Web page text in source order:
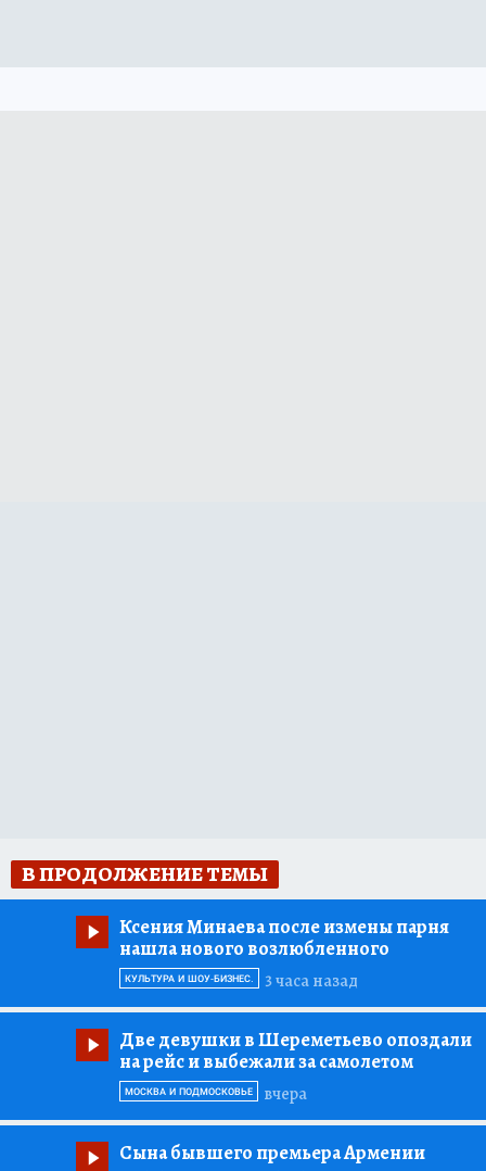
В ПРОДОЛЖЕНИЕ ТЕМЫ
Ксения Минаева после измены парня
нашла нового возлюбленного
3 часа назад
КУЛЬТУРА И ШОУ-БИЗНЕС.
Две девушки в Шереметьево опоздали
на рейс и выбежали за самолетом
вчера
МОСКВА И ПОДМОСКОВЬЕ
Сына бывшего премьера Армении